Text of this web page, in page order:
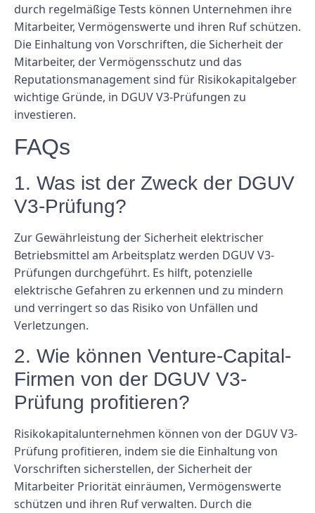
durch regelmäßige Tests können Unternehmen ihre
Mitarbeiter, Vermögenswerte und ihren Ruf schützen.
Die Einhaltung von Vorschriften, die Sicherheit der
Mitarbeiter, der Vermögensschutz und das
Reputationsmanagement sind für Risikokapitalgeber
wichtige Gründe, in DGUV V3-Prüfungen zu
investieren.
FAQs
1. Was ist der Zweck der DGUV
V3-Prüfung?
Zur Gewährleistung der Sicherheit elektrischer
Betriebsmittel am Arbeitsplatz werden DGUV V3-
Prüfungen durchgeführt. Es hilft, potenzielle
elektrische Gefahren zu erkennen und zu mindern
und verringert so das Risiko von Unfällen und
Verletzungen.
2. Wie können Venture-Capital-
Firmen von der DGUV V3-
Prüfung profitieren?
Risikokapitalunternehmen können von der DGUV V3-
Prüfung profitieren, indem sie die Einhaltung von
Vorschriften sicherstellen, der Sicherheit der
Mitarbeiter Priorität einräumen, Vermögenswerte
schützen und ihren Ruf verwalten. Durch die